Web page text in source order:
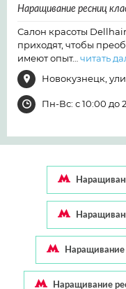
Наращивание ресниц
Салон красоты Dellhair
приходят, чтобы
имеют опыт… читать
Новокузнецк,
Пн-Вс: с 10:00 до
Наращивание
Наращивание